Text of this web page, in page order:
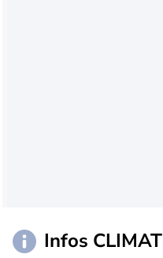
Infos CLIMAT